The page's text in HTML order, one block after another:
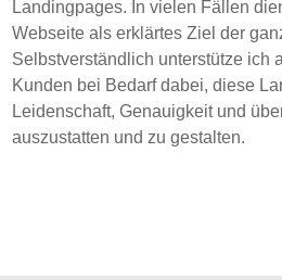
Landingpages. In vielen Fällen
Webseite als erklärtes Ziel der
Selbstverständlich unterstütze ich
Kunden bei Bedarf dabei, diese
Leidenschaft, Genauigkeit und
auszustatten und zu gestalten.